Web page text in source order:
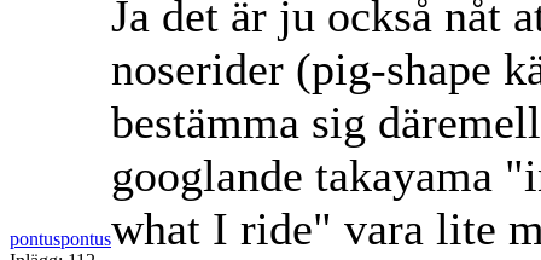
pontuspontus
Ja det är ju också nåt
noserider (pig-shape
bestämma sig
googlande takayama
what I ride" vara lite